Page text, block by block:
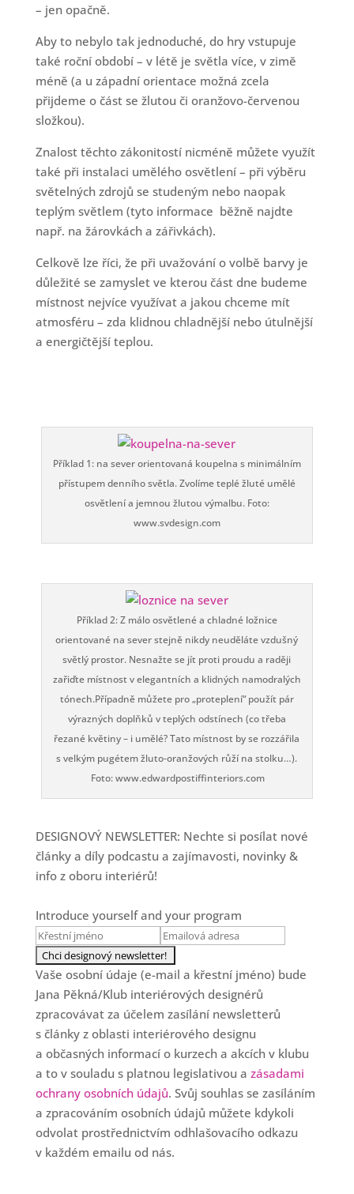
– jen opačně.
Aby to nebylo tak jednoduché, do hry vstupuje
také roční období – v létě je světla více, v zimě
méně (a u západní orientace možná zcela
přijdeme o část se žlutou či oranžovo-červenou
složkou).
Znalost těchto zákonitostí nicméně můžete využít
také při instalaci umělého osvětlení – při výběru
světelných zdrojů se studeným nebo naopak
teplým světlem (tyto informace běžně najdte
např. na žárovkách a zářivkách).
Celkově lze říci, že při uvažování o volbě barvy je
důležité se zamyslet ve kterou část dne budeme
místnost nejvíce využívat a jakou chceme mít
atmosféru – zda klidnou chladnější nebo útulnější
a energičtější teplou.
Příklad 1: na sever orientovaná koupelna s minimálním
přístupem denního světla. Zvolíme teplé žluté umělé
osvětlení a jemnou žlutou výmalbu. Foto:
www.svdesign.com
Příklad 2: Z málo osvětlené a chladné ložnice
orientované na sever stejně nikdy neuděláte vzdušný
světlý prostor. Nesnažte se jít proti proudu a raději
zařiďte místnost v elegantních a klidných namodralých
tónech.Případně můžete pro „proteplení“ použít pár
výrazných doplňků v teplých odstínech (co třeba
řezané květiny – i umělé? Tato místnost by se rozzářila
s velkým pugétem žluto-oranžových růží na stolku…).
Foto: www.edwardpostiffinteriors.com
DESIGNOVÝ NEWSLETTER: Nechte si posílat nové
články a díly podcastu a zajímavosti, novinky &
info z oboru interiérů!
Introduce yourself and your program
Vaše osobní údaje (e-mail a křestní jméno) bude
Jana Pěkná/Klub interiérových designérů
zpracovávat za účelem zasílání newsletterů
s články z oblasti interiérového designu
a občasných informací o kurzech a akcích v klubu
a to v souladu s platnou legislativou a zásadami
ochrany osobních údajů. Svůj souhlas se zasíláním
a zpracováním osobních údajů můžete kdykoli
odvolat prostřednictvím odhlašovacího odkazu
v každém emailu od nás.